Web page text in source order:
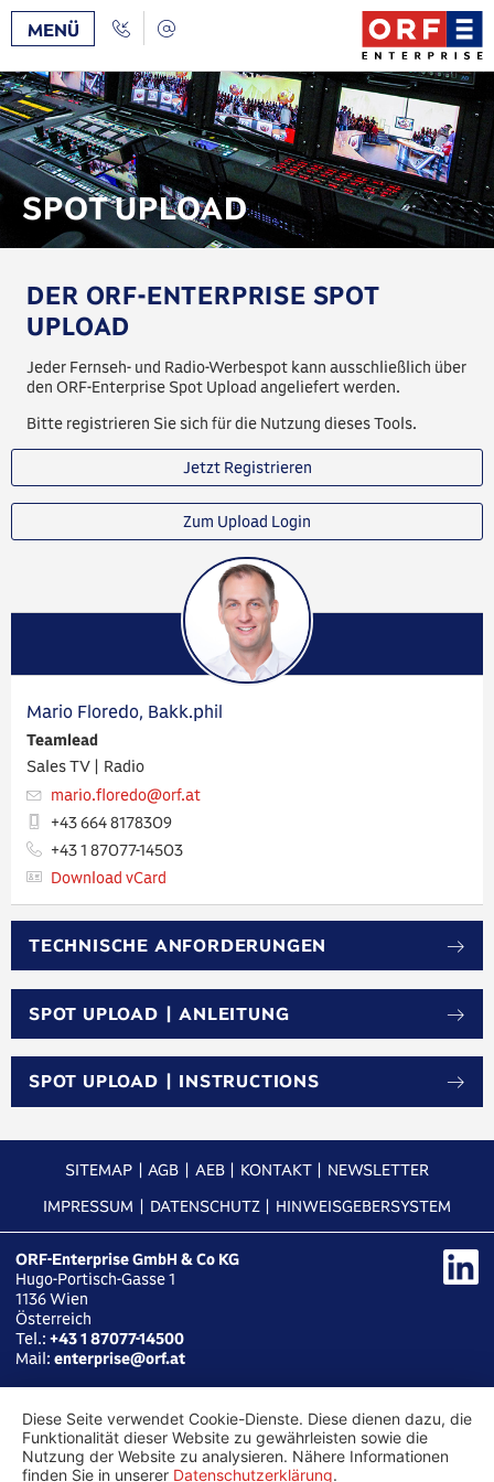
Zum
Inhalt
Zur
Navigation
MENÜ Call
Back
Kontakt
SPOT UPLOAD
DER ORF-ENTERPRISE SPOT
UPLOAD
Jeder Fernseh- und Radio-Werbespot kann ausschließlich über
den ORF-Enterprise Spot Upload angeliefert werden.
Bitte registrieren Sie sich für die Nutzung dieses Tools.
Jetzt Registrieren
Zum Upload Login
Mario Floredo, Bakk.phil
Teamlead
Sales TV | Radio
mario.floredo​@orf.at
+43 664 8178309
+43 1 87077-14503
Download vCard
TECHNISCHE ANFORDERUNGEN
SPOT UPLOAD | ANLEITUNG
SPOT UPLOAD | INSTRUCTIONS
SITEMAP AGB AEB KONTAKT
NEWSLETTER
IMPRESSUM
DATENSCHUTZ HINWEISGEBERSYSTEM
ORF-Enterprise GmbH & Co KG
Hugo-Portisch-Gasse 1
1136Wien
Österreich
Tel.:+43 1 87077-14500
Mail:enterprise@orf.at
Diese Seite verwendet Cookie-Dienste. Diese dienen dazu, die
Funktionalität dieser Website zu gewährleisten sowie die
Nutzung der Website zu analysieren. Nähere Informationen
finden Sie in unserer Datenschutzerklärung.